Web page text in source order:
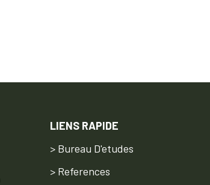
LIENS RAPIDE
> Bureau D'etudes
> References